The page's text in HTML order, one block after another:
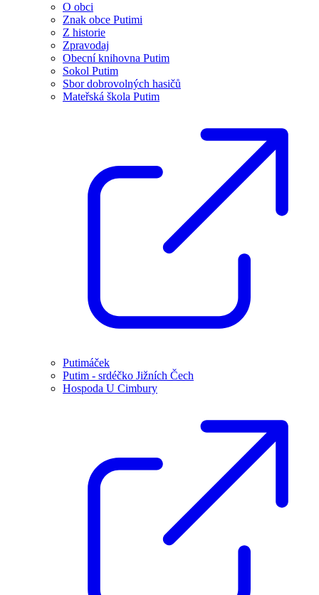
O obci
Znak obce Putimi
Z historie
Zpravodaj
Obecní knihovna Putim
Sokol Putim
Sbor dobrovolných hasičů
Mateřská škola Putim
Putimáček
Putim - srdéčko Jižních Čech
Hospoda U Cimbury